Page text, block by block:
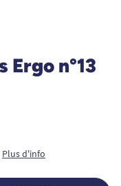
n°13
Plus d'info